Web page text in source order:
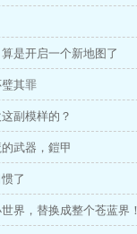
是开启一个新地图了
其罪
副模样的？
武器，鎧甲
了
界，替换成整个苍蓝界！